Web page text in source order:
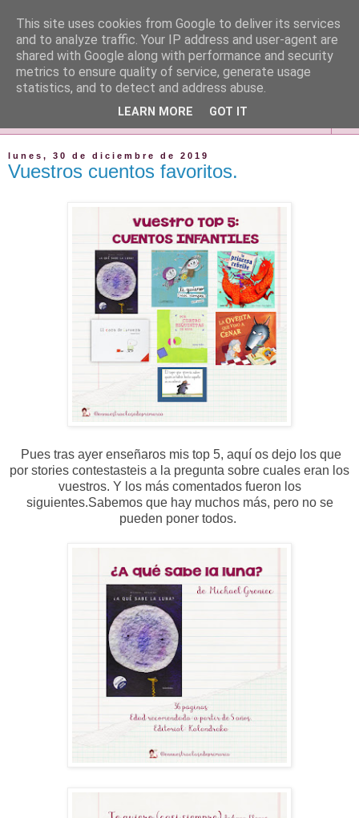
lunes, 30 de diciembre de 2019
Vuestros cuentos favoritos.
Pues tras ayer enseñaros mis top 5, aquí os dejo los que
por stories contestasteis a la pregunta sobre cuales eran los
vuestros. Y los más comentados fueron los
siguientes.Sabemos que hay muchos más, pero no se
pueden poner todos.
This site uses cookies from Google to deliver its services
and to analyze traffic. Your IP address and user-agent are
shared with Google along with performance and security
metrics to ensure quality of service, generate usage
statistics, and to detect and address abuse.
LEARN MORE GOT IT